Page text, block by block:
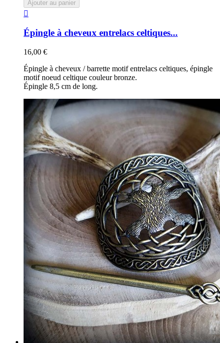
Ajouter au panier

Épingle à cheveux entrelacs celtiques...
16,00 €
Épingle à cheveux / barrette motif entrelacs celtiques, épingle
motif noeud celtique couleur bronze.
Épingle 8,5 cm de long.